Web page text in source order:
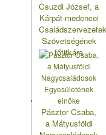
Csuzdi József, a
Kárpát-medencei
Családszervezetek
Szövetségének
főtitkára
Pásztor Csaba,
a Mátyusföldi